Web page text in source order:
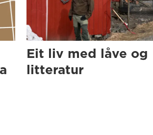
Eit liv med låve og
litteratur